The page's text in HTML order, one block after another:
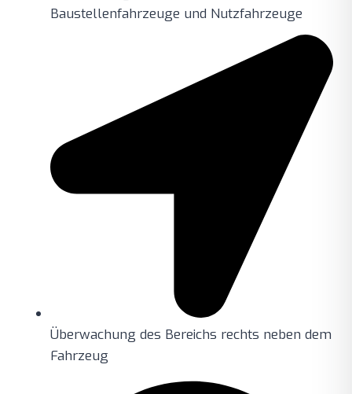
Baustellenfahrzeuge und Nutzfahrzeuge
Überwachung des Bereichs rechts neben dem
Fahrzeug